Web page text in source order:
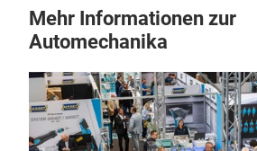
Mehr Informationen zur
Automechanika